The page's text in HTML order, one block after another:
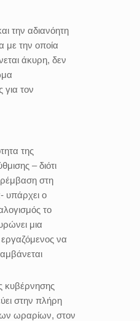
την αδιανόητη
με την οποία
άκυρη, δεν
τον
της
– διότι
στη
υπάρχει ο
το
μια
να
κυβέρνησης
στην πλήρη
ωραρίων, στον